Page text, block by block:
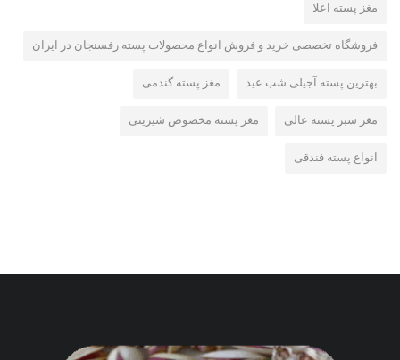
مغز پسته اعلا
فروشگاه تخصصی خرید و فروش انواع محصولات پسته رفسنجان در ایران
بهترین پسته آجیلی شب عید مغز پسته گندمی
مغز سبز پسته عالی مغز پسته مخصوص شیرینی
انواع پسته فندقی